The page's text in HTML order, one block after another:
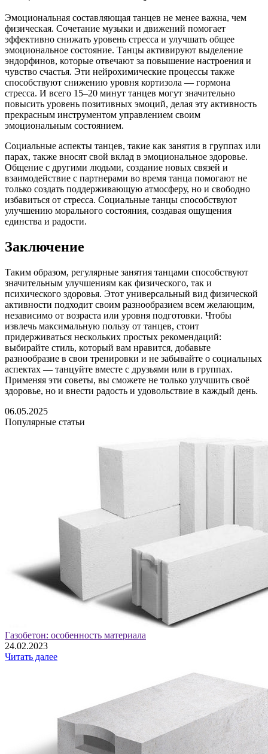
Эмоциональная составляющая танцев не менее важна, чем
физическая. Сочетание музыки и движений помогает
эффективно снижать уровень стресса и улучшать общее
эмоциональное состояние. Танцы активируют выделение
эндорфинов, которые отвечают за повышение настроения и
чувство счастья. Эти нейрохимические процессы также
способствуют снижению уровня кортизола — гормона
стресса. И всего 15–20 минут танцев могут значительно
повысить уровень позитивных эмоций, делая эту активность
прекрасным инструментом управлением своим
эмоциональным состоянием.
Социальные аспекты танцев, такие как занятия в группах или
парах, также вносят свой вклад в эмоциональное здоровье.
Общение с другими людьми, создание новых связей и
взаимодействие с партнерами во время танца помогают не
только создать поддерживающую атмосферу, но и свободно
избавиться от стресса. Социальные танцы способствуют
улучшению морального состояния, создавая ощущения
единства и радости.
Заключение
Таким образом, регулярные занятия танцами способствуют
значительным улучшениям как физического, так и
психического здоровья. Этот универсальный вид физической
активности подходит своим разнообразием всем желающим,
независимо от возраста или уровня подготовки. Чтобы
извлечь максимальную пользу от танцев, стоит
придерживаться нескольких простых рекомендаций:
выбирайте стиль, который вам нравится, добавьте
разнообразие в свои тренировки и не забывайте о социальных
аспектах — танцуйте вместе с друзьями или в группах.
Применяя эти советы, вы сможете не только улучшить своё
здоровье, но и внести радость и удовольствие в каждый день.
06.05.2025
Популярные статьи
Газобетон: особенность материала
24.02.2023
Читать далее